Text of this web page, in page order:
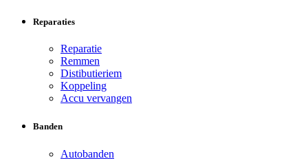
Reparaties
Reparatie
Remmen
Distibutieriem
Koppeling
Accu vervangen
Banden
Autobanden